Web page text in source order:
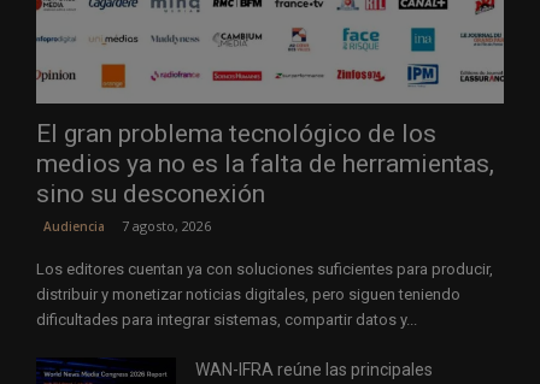
El gran problema tecnológico de los
medios ya no es la falta de herramientas,
sino su desconexión
Audiencia 7 agosto, 2026
Los editores cuentan ya con soluciones suficientes para producir,
distribuir y monetizar noticias digitales, pero siguen teniendo
dificultades para integrar sistemas, compartir datos y...
WAN-IFRA reúne las principales